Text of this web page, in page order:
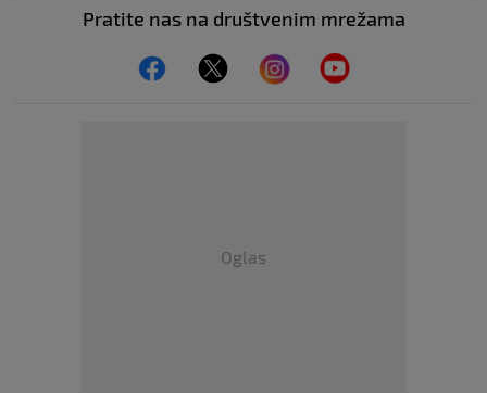
Pratite nas na društvenim mrežama
Oglas